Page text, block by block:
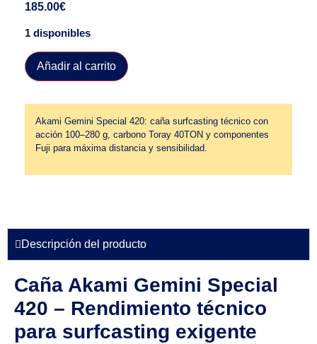
185.00€
1 disponibles
Añadir al carrito
Akami Gemini Special 420: caña surfcasting técnico con
acción 100–280 g, carbono Toray 40TON y componentes
Fuji para máxima distancia y sensibilidad.
Descripción del producto
Caña Akami Gemini Special
420 – Rendimiento técnico
para surfcasting exigente